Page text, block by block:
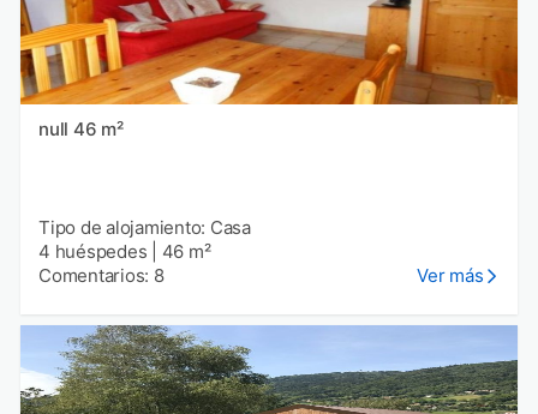
null 46 m²
Tipo de alojamiento: Casa
4 huéspedes
46 m²
Comentarios: 8
Ver más